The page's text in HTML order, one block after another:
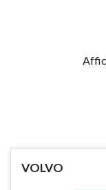
VOLVO